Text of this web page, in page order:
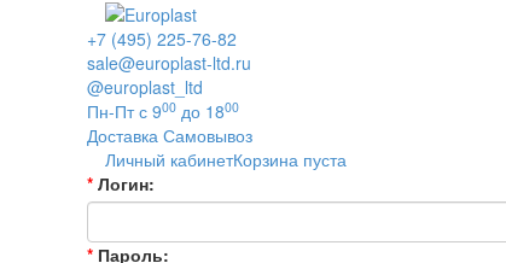
+7 (495) 225-76-82
sale@europlast-ltd.ru
@europlast_ltd
Пн-Пт с 900 до 1800
Доставка Самовывоз
Личный кабинетКорзина пуста
* Логин:
* Пароль: